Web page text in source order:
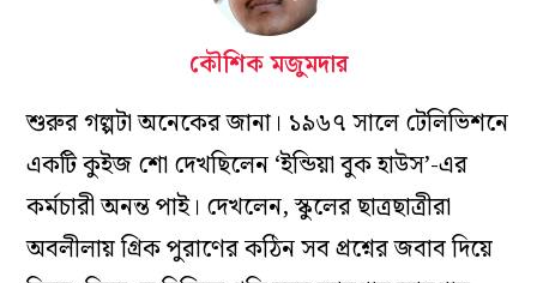
কৌশিক মজুমদার
শুরুর গল্পটা অনেকের জানা। ১৯৬৭ সালে টেলিভিশনে
একটি কুইজ শো দেখছিলেন ‘ইন্ডিয়া বুক হাউস’-এর
কর্মচারী অনন্ত পাই। দেখলেন, স্কুলের ছাত্রছাত্রীরা
অবলীলায় গ্রিক পুরাণের কঠিন সব প্রশ্নের জবাব দিয়ে